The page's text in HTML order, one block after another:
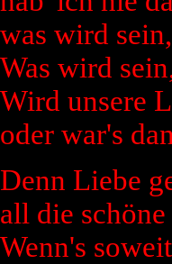
was wird
Was wird
Wird unsere
oder war's
Denn Liebe
all die
Wenn's